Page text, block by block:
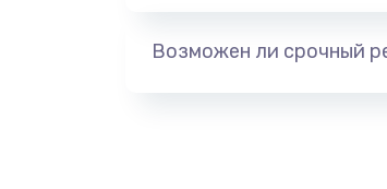
Возможен ли срочный